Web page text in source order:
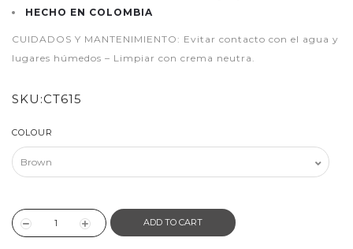
HECHO EN COLOMBIA
CUIDADOS Y MANTENIMIENTO: Evitar contacto con el agua y
lugares húmedos – Limpiar con crema neutra.
SKU:CT615
COLOUR
ADD TO CART